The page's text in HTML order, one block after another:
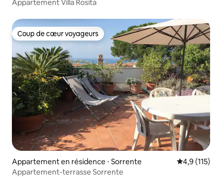
Appartement Villa Rosita
Coup de cœur voyageurs
Coup de cœur voyageurs
Appartement en résidence ⋅ Sorrente Évaluation
4,9 (115)
Appartement-terrasse Sorrente